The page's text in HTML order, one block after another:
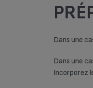
Dans une
Dans une
Incorporez